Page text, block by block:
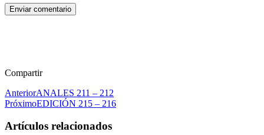
Enviar comentario
Compartir
AnteriorANALES 211 – 212
PróximoEDICIÓN 215 – 216
Artículos relacionados